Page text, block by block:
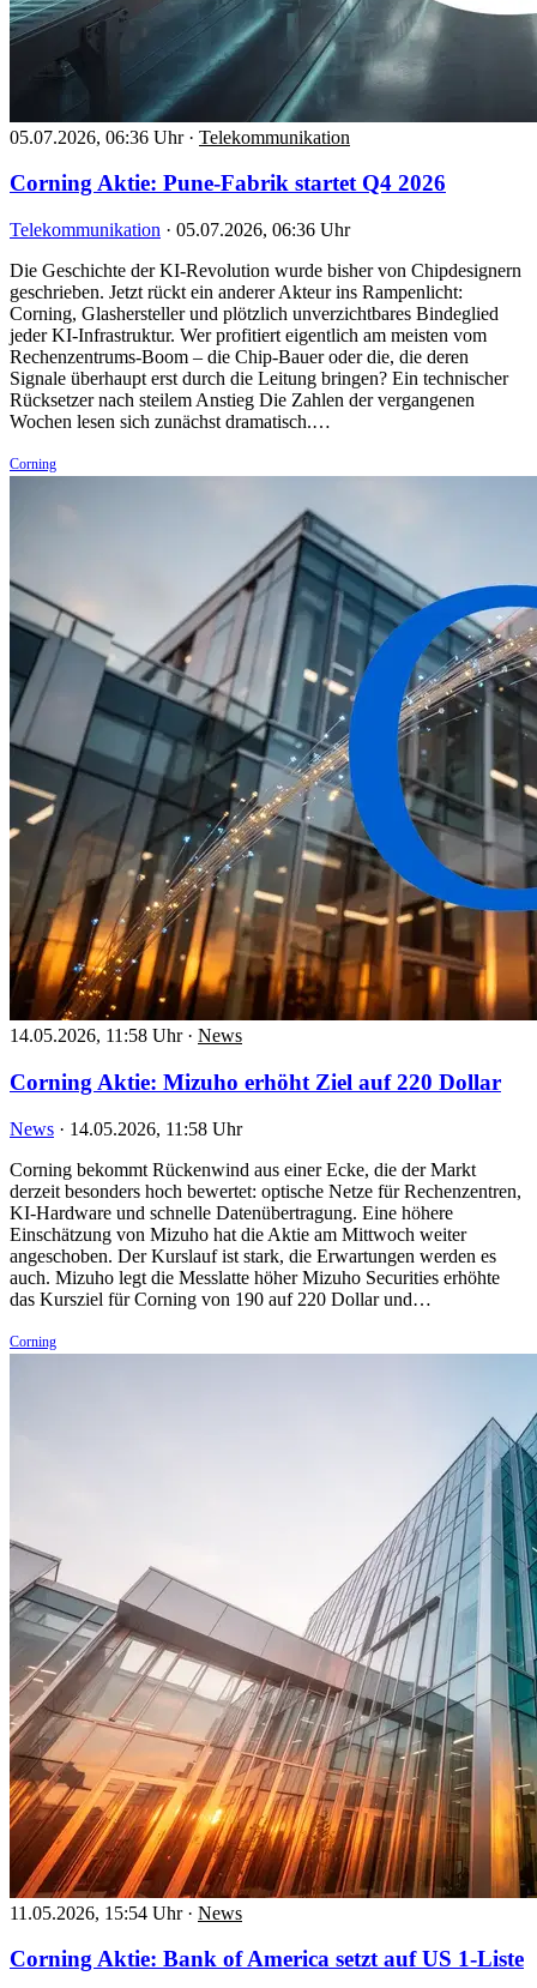
05.07.2026, 06:36 Uhr · Telekommunikation
Corning Aktie: Pune-Fabrik startet Q4 2026
Telekommunikation · 05.07.2026, 06:36 Uhr
Die Geschichte der KI-Revolution wurde bisher von Chipdesignern
geschrieben. Jetzt rückt ein anderer Akteur ins Rampenlicht:
Corning, Glashersteller und plötzlich unverzichtbares Bindeglied
jeder KI-Infrastruktur. Wer profitiert eigentlich am meisten vom
Rechenzentrums-Boom – die Chip-Bauer oder die, die deren
Signale überhaupt erst durch die Leitung bringen? Ein technischer
Rücksetzer nach steilem Anstieg Die Zahlen der vergangenen
Wochen lesen sich zunächst dramatisch.…
Corning
14.05.2026, 11:58 Uhr · News
Corning Aktie: Mizuho erhöht Ziel auf 220 Dollar
News · 14.05.2026, 11:58 Uhr
Corning bekommt Rückenwind aus einer Ecke, die der Markt
derzeit besonders hoch bewertet: optische Netze für Rechenzentren,
KI-Hardware und schnelle Datenübertragung. Eine höhere
Einschätzung von Mizuho hat die Aktie am Mittwoch weiter
angeschoben. Der Kurslauf ist stark, die Erwartungen werden es
auch. Mizuho legt die Messlatte höher Mizuho Securities erhöhte
das Kursziel für Corning von 190 auf 220 Dollar und…
Corning
11.05.2026, 15:54 Uhr · News
Corning Aktie: Bank of America setzt auf US 1-Liste